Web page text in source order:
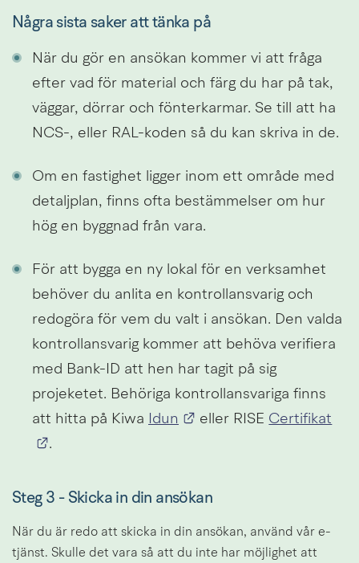
Några sista saker att tänka på
När du gör en ansökan kommer vi att fråga
efter vad för material och färg du har på tak,
väggar, dörrar och fönterkarmar. Se till att ha
NCS-, eller RAL-koden så du kan skriva in de.
Om en fastighet ligger inom ett område med
detaljplan, finns ofta bestämmelser om hur
hög en byggnad från vara.
För att bygga en ny lokal för en verksamhet
behöver du anlita en kontrollansvarig och
redogöra för vem du valt i ansökan. Den valda
kontrollansvarig kommer att behöva verifiera
med Bank-ID att hen har tagit på sig
projeketet. Behöriga kontrollansvariga finns
att hitta på Kiwa
Idun Länk till annan
eller RISE Certifikat
Länk till annan webbplats.
.
Steg 3 - Skicka in din ansökan
När du är redo att skicka in din ansökan, använd vår e-
tjänst. Skulle det vara så att du inte har möjlighet att